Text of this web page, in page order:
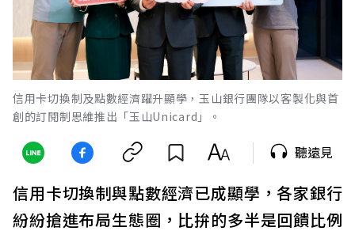
信用卡切換制及點數經濟躍升顯學，玉山銀行團隊以客製化與首
創的訂閱制思維推出「玉山Unicard」。
聽遠見
信用卡切換制與點數經濟已成顯學，各家銀行
紛紛搶進布局生態圈，比拚的多半是回饋比例